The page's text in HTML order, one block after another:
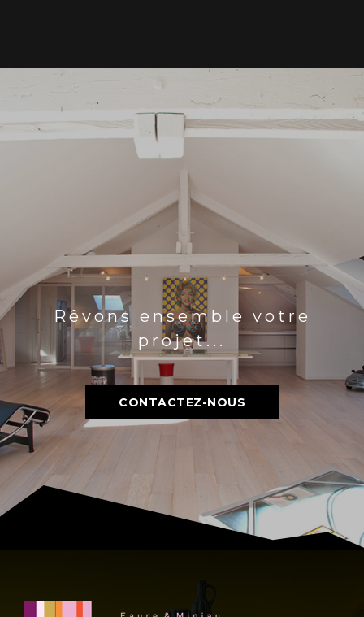
Rêvons ensemble votre
projet...
CONTACTEZ-NOUS